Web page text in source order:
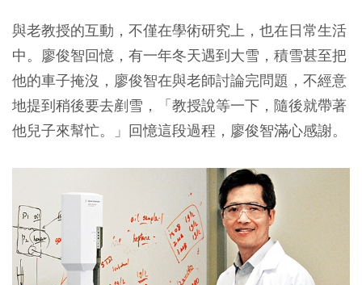
與老教授的互動，不僅在學術研究上，也在日常生活
中。廖俊智回憶，有一年冬天遇到大雪，積雪甚至把
他的車子掩沒，廖俊智在與老師討論完問題，不經意
地提到稍後要去剷雪，「教授說等一下，隨後就帶著
他兒子來幫忙。」回憶這段過程，廖俊智滿心感謝。